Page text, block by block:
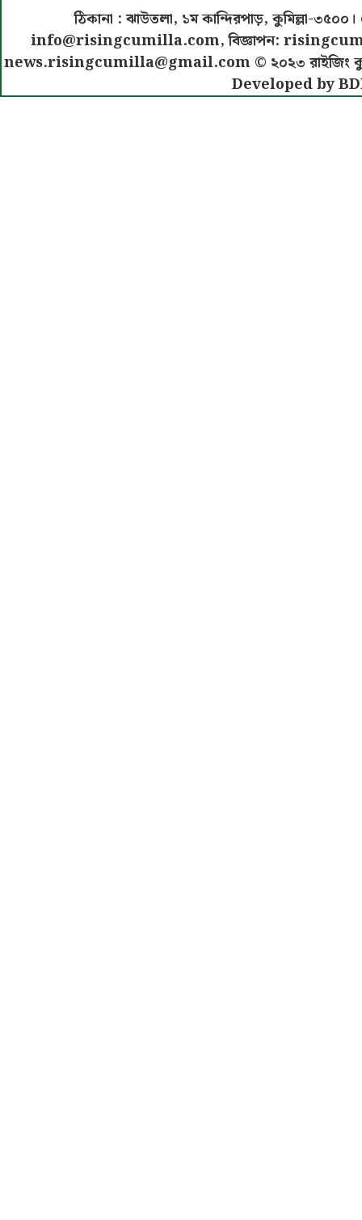
ঠিকানা : ঝাউতলা, ১ম কান্দিরপাড়, কুমিল্লা-
info@risingcumilla.com, বিজ্ঞাপন:
news.risingcumilla@gmail.com © ২০২৩ রাইজিং
Developed by